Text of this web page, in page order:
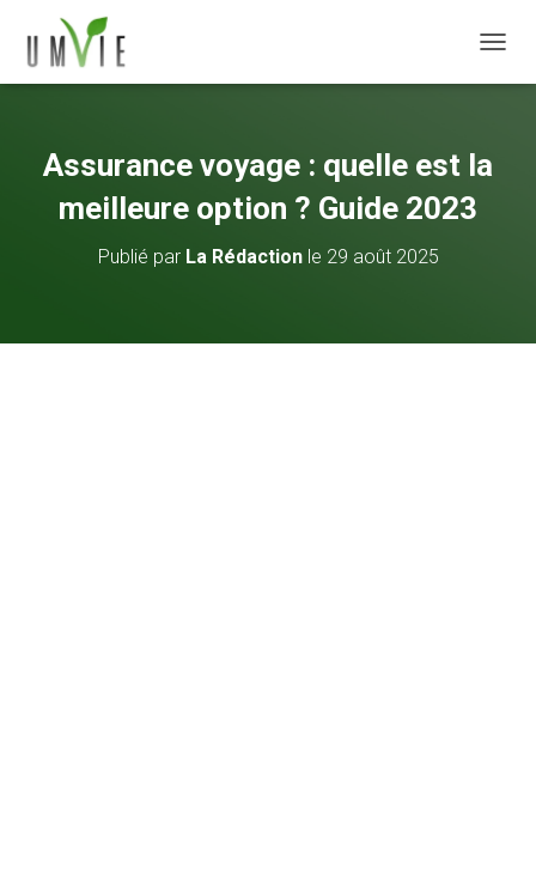
Assurance voyage : quelle est la
meilleure option ? Guide 2023
Publié par La Rédactionle 29 août 2025